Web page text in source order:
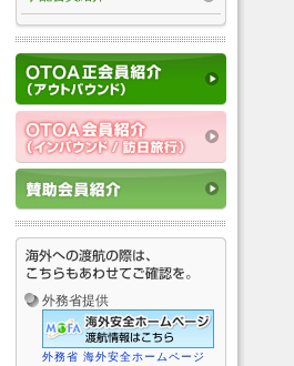
外務省提供
外務省 海外安全ホームページ